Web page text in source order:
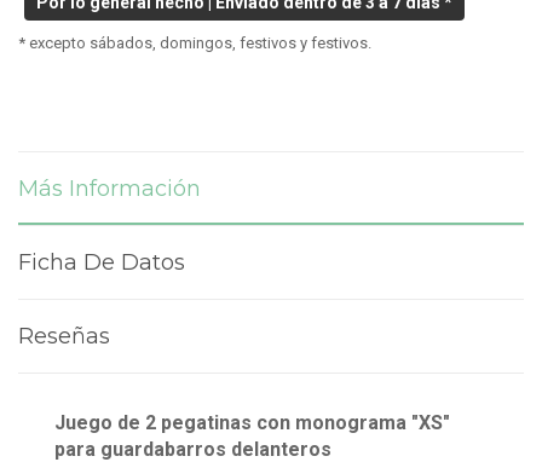
* excepto sábados, domingos, festivos y festivos.
Más Información
Ficha De Datos
Reseñas
Juego de 2 pegatinas con monograma "XS"
para guardabarros delanteros